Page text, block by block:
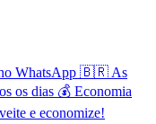
no WhatsApp 🇧🇷 As
os dias 💰 Economia
e economize!